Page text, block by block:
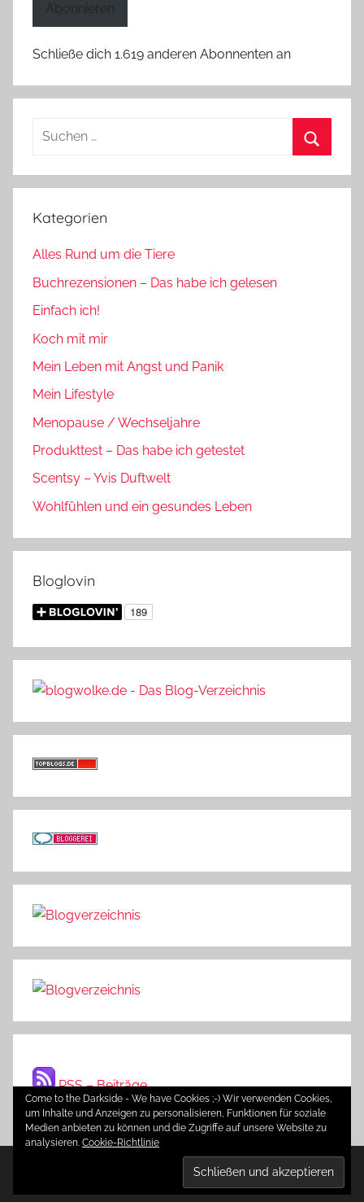
Abonnieren
Schließe dich 1.619 anderen Abonnenten an
Suchen
Kategorien
Alles Rund um die Tiere
Buchrezensionen – Das habe ich gelesen
Einfach ich!
Koch mit mir
Mein Leben mit Angst und Panik
Mein Lifestyle
Menopause / Wechseljahre
Produkttest – Das habe ich getestet
Scentsy – Yvis Duftwelt
Wohlfühlen und ein gesundes Leben
Bloglovin
RSS – Beiträge
WordPress-Theme: Donovan von ThemeZee.
Come to the Darkside - We have Cookies ;-) Wir verwenden Cookies,
um Inhalte und Anzeigen zu personalisieren, Funktionen für soziale
Medien anbieten zu können und die Zugriffe auf unsere Website zu
analysieren. Cookie-Richtlinie